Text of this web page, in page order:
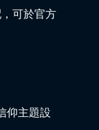
可於官方
仰主題設